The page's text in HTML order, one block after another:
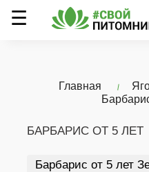
Главная
БАРБАРИС ОТ 5 ЛЕТ
Барбарис от 5 лет